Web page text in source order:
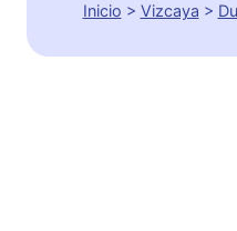
Inicio > Vizcaya >